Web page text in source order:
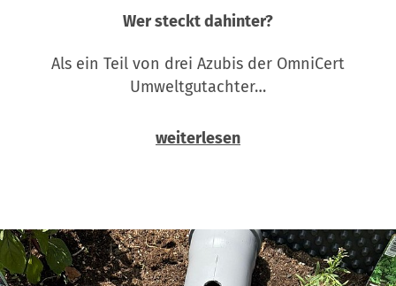
Wer steckt dahinter?
Als ein Teil von drei Azubis der OmniCert
Umweltgutachter…
weiterlesen